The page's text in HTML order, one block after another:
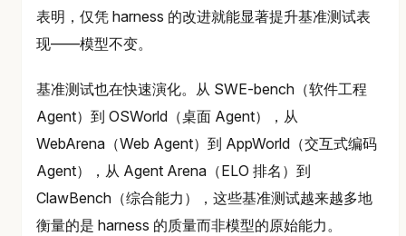
表明，仅凭 harness 的改进就能显著提升基准测试表
现——模型不变。
基准测试也在快速演化。从 SWE-bench（软件工程
Agent）到 OSWorld（桌面 Agent），从
WebArena（Web Agent）到 AppWorld（交互式编码
Agent），从 Agent Arena（ELO 排名）到
ClawBench（综合能力），这些基准测试越来越多地
衡量的是 harness 的质量而非模型的原始能力。